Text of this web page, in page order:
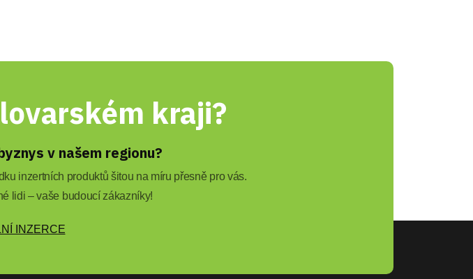
kraji?
v našem regionu?
inzertních produktů šitou na míru přesně pro vás.
lidi – vaše budoucí zákazníky!
INZERCE